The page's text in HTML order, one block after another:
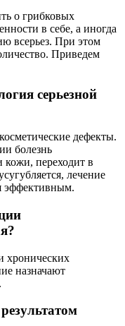
о грибковых
в себе, а иногда
всерьез. При этом
Приведем
серьезной
дефекты.
болезнь
кожи, переходит в
лечение
эффективным.
хронических
назначают